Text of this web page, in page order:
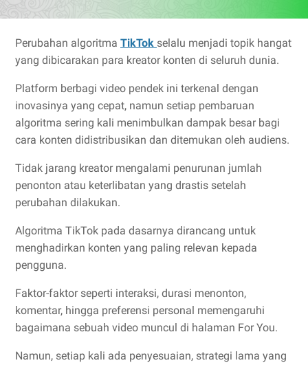
Perubahan algoritma TikTok selalu menjadi topik hangat
yang dibicarakan para kreator konten di seluruh dunia.
Platform berbagi video pendek ini terkenal dengan
inovasinya yang cepat, namun setiap pembaruan
algoritma sering kali menimbulkan dampak besar bagi
cara konten didistribusikan dan ditemukan oleh audiens.
Tidak jarang kreator mengalami penurunan jumlah
penonton atau keterlibatan yang drastis setelah
perubahan dilakukan.
Algoritma TikTok pada dasarnya dirancang untuk
menghadirkan konten yang paling relevan kepada
pengguna.
Faktor-faktor seperti interaksi, durasi menonton,
komentar, hingga preferensi personal memengaruhi
bagaimana sebuah video muncul di halaman For You.
Namun, setiap kali ada penyesuaian, strategi lama yang